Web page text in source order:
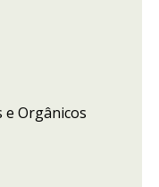
e Orgânicos